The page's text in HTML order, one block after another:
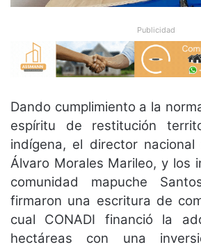
Publicidad
Dando cumplimiento a la
espíritu de restitución
indígena, el director nacional
Álvaro Morales Marileo, y los
comunidad mapuche
firmaron una escritura de
cual CONADI financió la
hectáreas con una